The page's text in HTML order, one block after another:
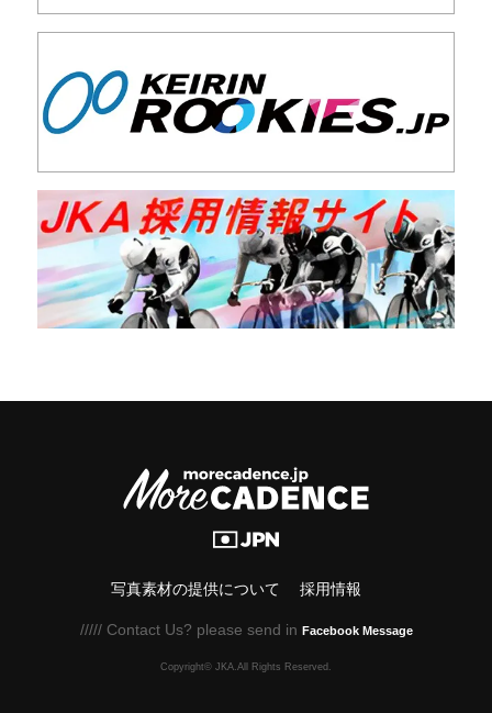
写真素材の提供について 採用情報
///// Contact Us? please send in Facebook Message
Copyright© JKA.All Rights Reserved.